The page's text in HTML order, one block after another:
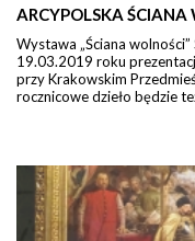
ARCYPOLSKA ŚCIANA
Wystawa „Ściana
19.03.2019 roku
przy Krakowskim
rocznicowe dzieło będzie